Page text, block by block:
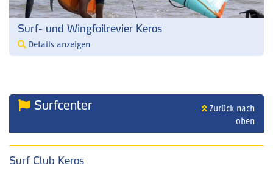
Surf- und Wingfoilrevier Keros
Details anzeigen
Surfcenter
Zurück nach
oben
Surf Club Keros